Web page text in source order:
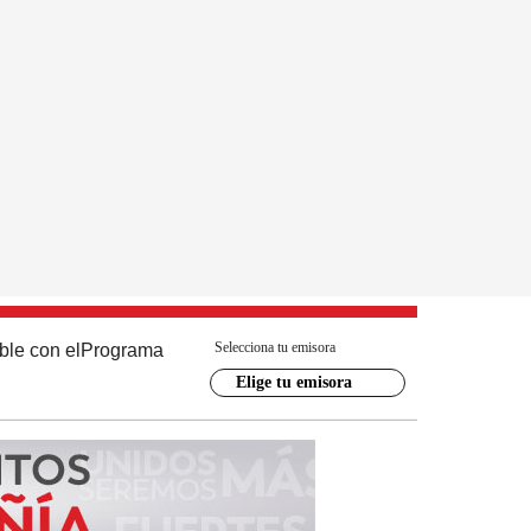
con el Programa Selecciona tu emisora
Elige tu emisora